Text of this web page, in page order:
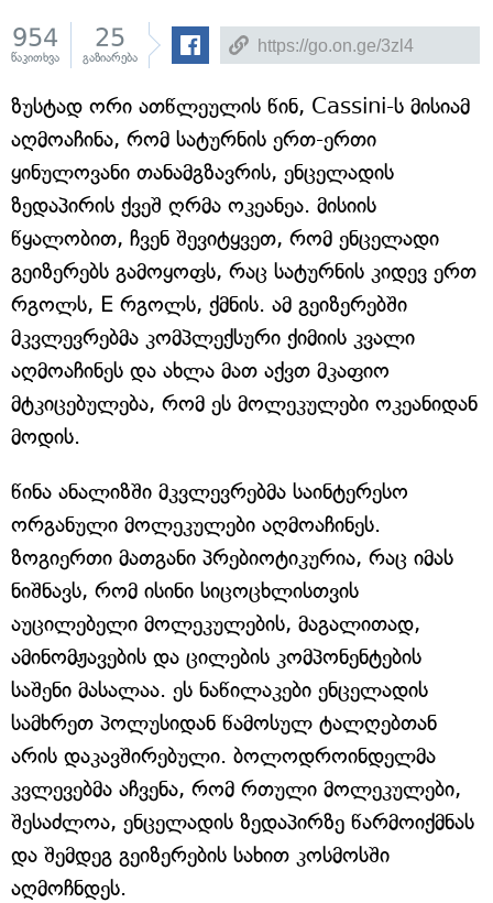
954
წაკითხვა
25
გაზიარება
ზუსტად ორი ათწლეულის წინ, Cassini-ს მისიამ
აღმოაჩინა, რომ სატურნის ერთ-ერთი
ყინულოვანი თანამგზავრის, ენცელადის
ზედაპირის ქვეშ ღრმა ოკეანეა. მისიის
წყალობით, ჩვენ შევიტყვეთ, რომ ენცელადი
გეიზერებს გამოყოფს, რაც სატურნის კიდევ ერთ
რგოლს, E რგოლს, ქმნის. ამ გეიზერებში
მკვლევრებმა კომპლექსური ქიმიის კვალი
აღმოაჩინეს და ახლა მათ აქვთ მკაფიო
მტკიცებულება, რომ ეს მოლეკულები ოკეანიდან
მოდის.
წინა ანალიზში მკვლევრებმა საინტერესო
ორგანული მოლეკულები აღმოაჩინეს.
ზოგიერთი მათგანი პრებიოტიკურია, რაც იმას
ნიშნავს, რომ ისინი სიცოცხლისთვის
აუცილებელი მოლეკულების, მაგალითად,
ამინომჟავების და ცილების კომპონენტების
საშენი მასალაა. ეს ნაწილაკები ენცელადის
სამხრეთ პოლუსიდან წამოსულ ტალღებთან
არის დაკავშირებული. ბოლოდროინდელმა
კვლევებმა აჩვენა, რომ რთული მოლეკულები,
შესაძლოა, ენცელადის ზედაპირზე წარმოიქმნას
და შემდეგ გეიზერების სახით კოსმოსში
აღმოჩნდეს.